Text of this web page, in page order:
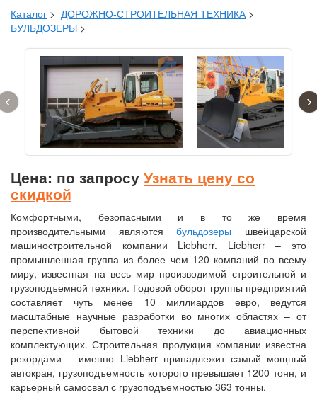
Каталог > ДОРОЖНО-СТРОИТЕЛЬНАЯ ТЕХНИКА>
БУЛЬДОЗЕРЫ >
‹ ›
Цена: по запросу Узнать цену со
скидкой
Комфортными, безопасными и в то же время
производительными являютсябульдозеры швейцарской
машиностроительной компании Liebherr. Liebherr – это
промышленная группа из более чем 120 компаний по всему
миру, известная на весь мир производимой строительной и
грузоподъемной техники. Годовой оборот группы предприятий
составляет чуть менее 10 миллиардов евро, ведутся
масштабные научные разработки во многих областях – от
перспективной бытовой техники до авиационных
комплектующих. Строительная продукция компании известна
рекордами – именно Liebherr принадлежит самый мощный
автокран, грузоподъемность которого превышает 1200 тонн, и
карьерный самосвал с грузоподъемностью 363 тонны.